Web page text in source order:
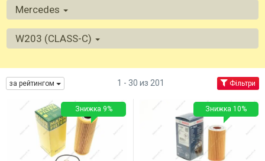
Mercedes
W203 (CLASS-C)
за рейтингом 1 - 30 из 201 Фільтри
Знижка 9% Знижка 10%